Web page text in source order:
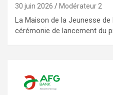
30 juin 2026 Modérateur 2
‎La Maison de la Jeunesse
cérémonie de lancement du